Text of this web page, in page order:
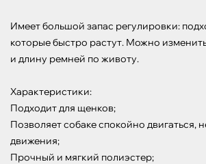
Имеет большой запас регулировки:
которые быстро растут. Можно
и длину ремней по животу.
Характеристики:
Подходит для щенков;
Позволяет собаке спокойно двигаться,
движения;
Прочный и мягкий полиэстер;